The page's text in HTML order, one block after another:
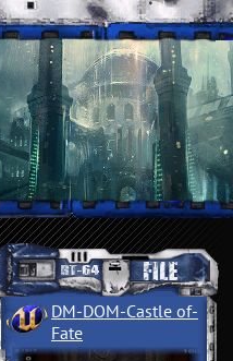
DM-DOM-Castle of­
Fate